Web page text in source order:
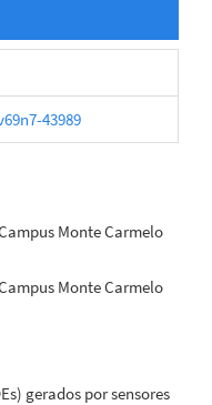
43989
Monte Carmelo
Monte Carmelo
gerados por sensores